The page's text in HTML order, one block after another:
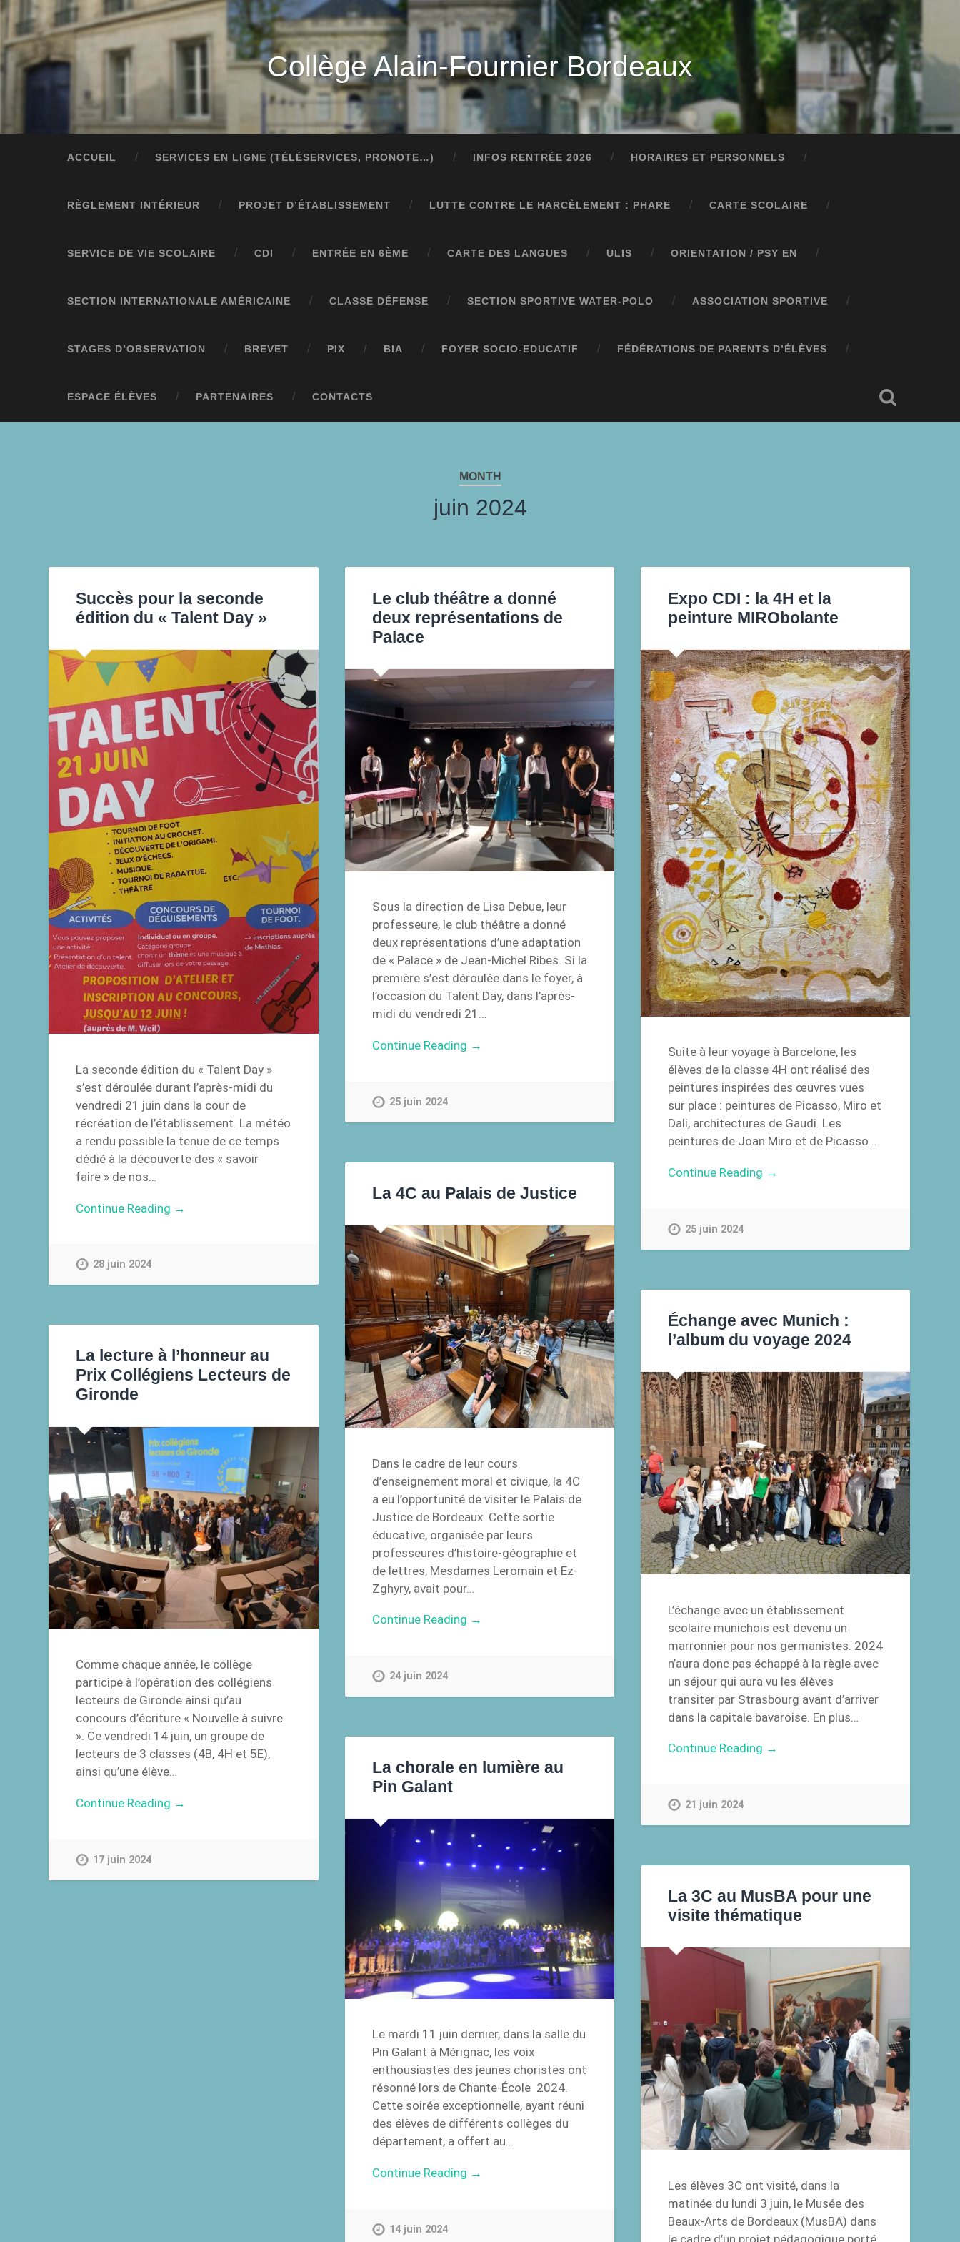
Collège Alain-Fournier Bordeaux
ACCUEIL SERVICES EN LIGNE (TÉLÉSERVICES, PRONOTE…) INFOS RENTRÉE 2026 HORAIRES ET PERSONNELS
RÈGLEMENT INTÉRIEUR PROJET D’ÉTABLISSEMENT LUTTE CONTRE LE HARCÈLEMENT : PHARE CARTE SCOLAIRE
SERVICE DE VIE SCOLAIRE CDI ENTRÉE EN 6ÈME CARTE DES LANGUES ULIS ORIENTATION / PSY EN
SECTION INTERNATIONALE AMÉRICAINE CLASSE DÉFENSE SECTION SPORTIVE WATER-POLO ASSOCIATION SPORTIVE
STAGES D’OBSERVATION BREVET PIX BIA FOYER SOCIO-EDUCATIF FÉDÉRATIONS DE PARENTS D’ÉLÈVES
ESPACE ÉLÈVES PARTENAIRES CONTACTS
MONTH
juin 2024
Succès pour la seconde
édition du « Talent Day »
La seconde édition du « Talent Day »
s’est déroulée durant l’après-midi du
vendredi 21 juin dans la cour de
récréation de l’établissement. La météo
a rendu possible la tenue de ce temps
dédié à la découverte des « savoir
faire » de nos…
Continue Reading →
28 juin 2024
Le club théâtre a donné
deux représentations de
Palace
Sous la direction de Lisa Debue, leur
professeure, le club théâtre a donné
deux représentations d’une adaptation
de « Palace » de Jean-Michel Ribes. Si la
première s’est déroulée dans le foyer, à
l’occasion du Talent Day, dans l’après-
midi du vendredi 21…
Continue Reading →
25 juin 2024
Expo CDI : la 4H et la
peinture MIRObolante
Suite à leur voyage à Barcelone, les
élèves de la classe 4H ont réalisé des
peintures inspirées des œuvres vues
sur place : peintures de Picasso, Miro et
Dali, architectures de Gaudi. Les
peintures de Joan Miro et de Picasso…
Continue Reading →
25 juin 2024
La 4C au Palais de Justice
Dans le cadre de leur cours
d’enseignement moral et civique, la 4C
a eu l’opportunité de visiter le Palais de
Justice de Bordeaux. Cette sortie
éducative, organisée par leurs
professeures d’histoire-géographie et
de lettres, Mesdames Leromain et Ez-
Zghyry, avait pour…
Continue Reading →
24 juin 2024
Échange avec Munich :
l’album du voyage 2024
L’échange avec un établissement
scolaire munichois est devenu un
marronnier pour nos germanistes. 2024
n’aura donc pas échappé à la règle avec
un séjour qui aura vu les élèves
transiter par Strasbourg avant d’arriver
dans la capitale bavaroise. En plus…
Continue Reading →
21 juin 2024
La lecture à l’honneur au
Prix Collégiens Lecteurs de
Gironde
Comme chaque année, le collège
participe à l’opération des collégiens
lecteurs de Gironde ainsi qu’au
concours d’écriture « Nouvelle à suivre
». Ce vendredi 14 juin, un groupe de
lecteurs de 3 classes (4B, 4H et 5E),
ainsi qu’une élève…
Continue Reading →
17 juin 2024
La chorale en lumière au
Pin Galant
Le mardi 11 juin dernier, dans la salle du
Pin Galant à Mérignac, les voix
enthousiastes des jeunes choristes ont
résonné lors de Chante-École 2024.
Cette soirée exceptionnelle, ayant réuni
des élèves de différents collèges du
département, a offert au…
Continue Reading →
14 juin 2024
La 3C au MusBA pour une
visite thématique
Les élèves 3C ont visité, dans la
matinée du lundi 3 juin, le Musée des
Beaux-Arts de Bordeaux (MusBA) dans
le cadre d’un projet pédagogique porté